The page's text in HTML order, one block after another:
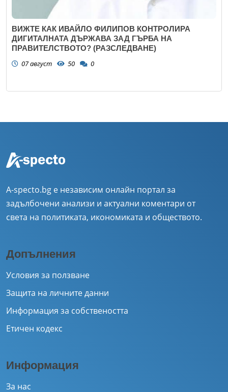
ВИЖТЕ КАК ИВАЙЛО ФИЛИПОВ КОНТРОЛИРА
ДИГИТАЛНАТА ДЪРЖАВА ЗАД ГЪРБА НА
ПРАВИТЕЛСТВОТО? (РАЗСЛЕДВАНЕ)
07 август 50 0
A-specto.bg е независим онлайн портал за
задълбочени анализи и актуални коментари от
света на политиката, икономиката и обществото.
Допълнения
Условия за ползване
Защита на личните данни
Информация за собствеността
Етичен кодекс
Информация
За нас